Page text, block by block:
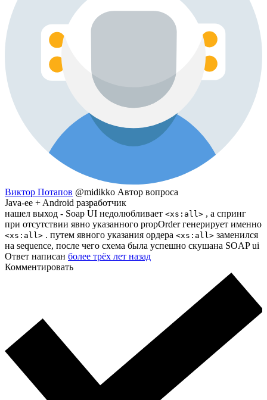
Виктор Потапов @midikko Автор вопроса
Java-ee + Android разработчик
нашел выход - Soap UI недолюбливает <xs:all> , а спринг
при отсутствии явно указанного propOrder генерирует именно
<xs:all> . путем явного указания ордера <xs:all> заменился
на sequence, после чего схема была успешно скушана SOAP ui
Ответ написан более трёх лет назад
Комментировать